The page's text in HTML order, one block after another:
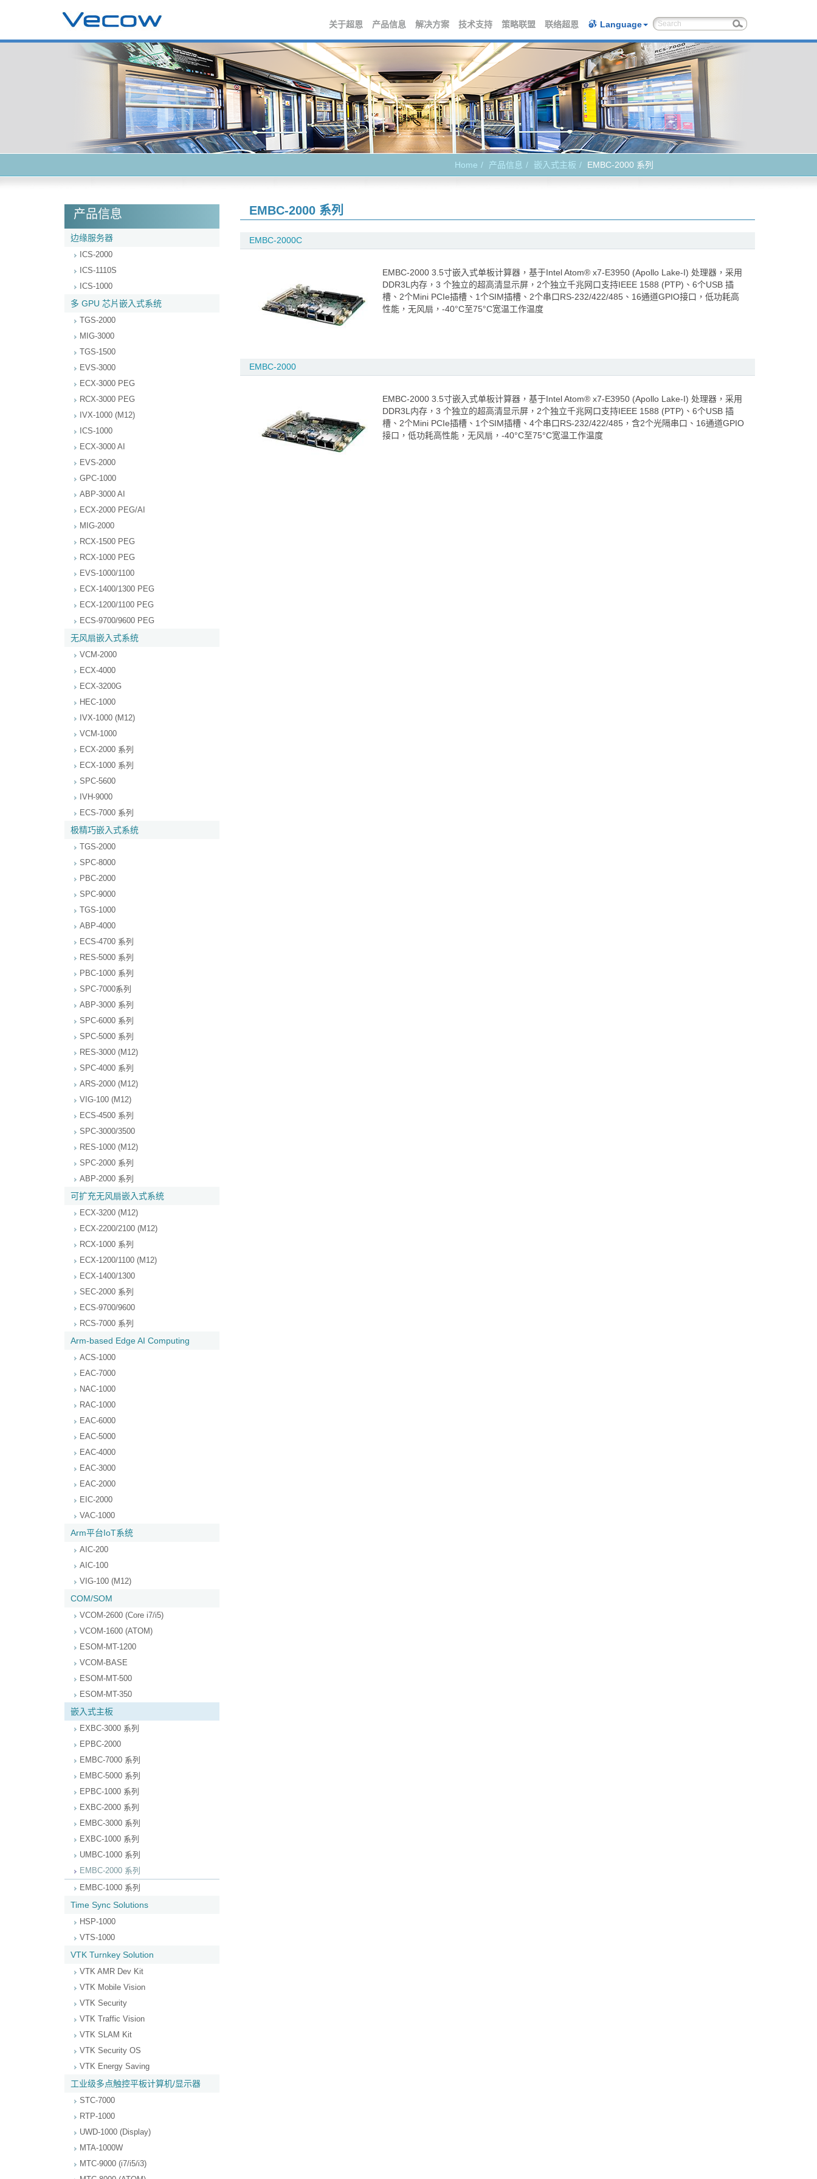
关于超恩 产品信息 解决方案 技术支持 策略联盟 联络超恩 Language
Home 产品信息 嵌入式主板 EMBC-2000 系列
产品信息
边缘服务器
ICS-2000
ICS-1110S
ICS-1000
多 GPU 芯片嵌入式系统
TGS-2000
MIG-3000
TGS-1500
EVS-3000
ECX-3000 PEG
RCX-3000 PEG
IVX-1000 (M12)
ICS-1000
ECX-3000 AI
EVS-2000
GPC-1000
ABP-3000 AI
ECX-2000 PEG/AI
MIG-2000
RCX-1500 PEG
RCX-1000 PEG
EVS-1000/1100
ECX-1400/1300 PEG
ECX-1200/1100 PEG
ECS-9700/9600 PEG
无风扇嵌入式系统
VCM-2000
ECX-4000
ECX-3200G
HEC-1000
IVX-1000 (M12)
VCM-1000
ECX-2000 系列
ECX-1000 系列
SPC-5600
IVH-9000
ECS-7000 系列
极精巧嵌入式系统
TGS-2000
SPC-8000
PBC-2000
SPC-9000
TGS-1000
ABP-4000
ECS-4700 系列
RES-5000 系列
PBC-1000 系列
SPC-7000系列
ABP-3000 系列
SPC-6000 系列
SPC-5000 系列
RES-3000 (M12)
SPC-4000 系列
ARS-2000 (M12)
VIG-100 (M12)
ECS-4500 系列
SPC-3000/3500
RES-1000 (M12)
SPC-2000 系列
ABP-2000 系列
可扩充无风扇嵌入式系统
ECX-3200 (M12)
ECX-2200/2100 (M12)
RCX-1000 系列
ECX-1200/1100 (M12)
ECX-1400/1300
SEC-2000 系列
ECS-9700/9600
RCS-7000 系列
Arm-based Edge AI Computing
ACS-1000
EAC-7000
NAC-1000
RAC-1000
EAC-6000
EAC-5000
EAC-4000
EAC-3000
EAC-2000
EIC-2000
VAC-1000
Arm平台IoT系统
AIC-200
AIC-100
VIG-100 (M12)
COM/SOM
VCOM-2600 (Core i7/i5)
VCOM-1600 (ATOM)
ESOM-MT-1200
VCOM-BASE
ESOM-MT-500
ESOM-MT-350
嵌入式主板
EXBC-3000 系列
EPBC-2000
EMBC-7000 系列
EMBC-5000 系列
EPBC-1000 系列
EXBC-2000 系列
EMBC-3000 系列
EXBC-1000 系列
UMBC-1000 系列
EMBC-2000 系列
EMBC-1000 系列
Time Sync Solutions
HSP-1000
VTS-1000
VTK Turnkey Solution
VTK AMR Dev Kit
VTK Mobile Vision
VTK Security
VTK Traffic Vision
VTK SLAM Kit
VTK Security OS
VTK Energy Saving
工业级多点触控平板计算机/显示器
STC-7000
RTP-1000
UWD-1000 (Display)
MTA-1000W
MTC-9000 (i7/i5/i3)
EMBC-2000 系列
EMBC-2000C
EMBC-2000 3.5寸嵌入式单板计算器，基于Intel Atom® x7-E3950 (Apollo Lake-I) 处理器，采用
DDR3L内存，3 个独立的超高清显示屏，2个独立千兆网口支持IEEE 1588 (PTP)、6个USB 插
槽、2个Mini PCIe插槽、1个SIM插槽、2个串口RS-232/422/485、16通道GPIO接口，低功耗高
性能，无风扇，-40°C至75°C宽温工作温度
EMBC-2000
EMBC-2000 3.5寸嵌入式单板计算器，基于Intel Atom® x7-E3950 (Apollo Lake-I) 处理器，采用
DDR3L内存，3 个独立的超高清显示屏，2个独立千兆网口支持IEEE 1588 (PTP)、6个USB 插
槽、2个Mini PCIe插槽、1个SIM插槽、4个串口RS-232/422/485，含2个光隔串口、16通道GPIO
接口，低功耗高性能，无风扇，-40°C至75°C宽温工作温度